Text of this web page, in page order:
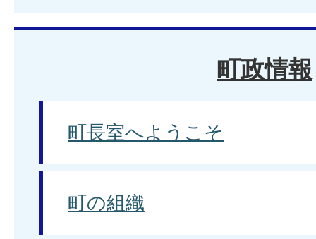
町政情報
町長室へようこそ
町の組織